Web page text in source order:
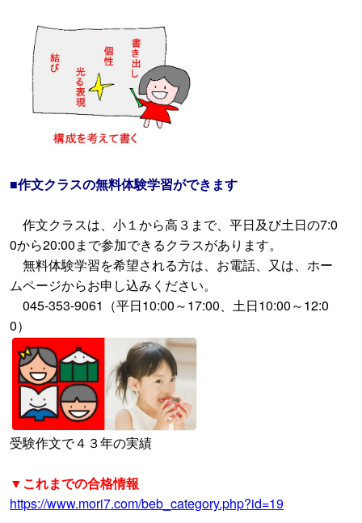
■作文クラスの無料体験学習ができます
作文クラスは、小１から高３まで、平日及び土日の7:0
0から20:00まで参加できるクラスがあります。
無料体験学習を希望される方は、お電話、又は、ホー
ムページからお申し込みください。
045-353-9061（平日10:00～17:00、土日10:00～12:0
0）
受験作文で４３年の実績
▼これまでの合格情報
https://www.mori7.com/beb_category.php?id=19